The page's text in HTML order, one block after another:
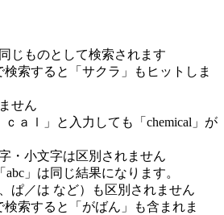
じものとして検索されます
索すると「サクラ」もヒットしま
せん
ａｌ」と入力しても「chemical」が
・小文字は区別されません
」は同じ結果になります。
ぱ／は など）も区別されません
索すると「がばん」も含まれま